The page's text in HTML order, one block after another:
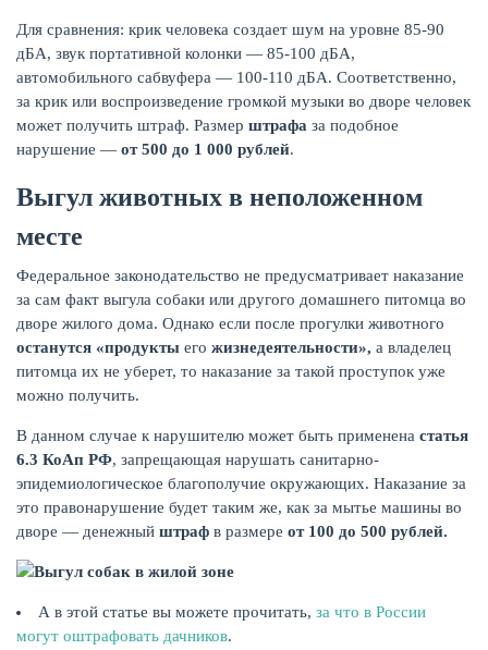
Для сравнения: крик человека создает шум на уровне 85-90
дБА, звук портативной колонки — 85-100 дБА,
автомобильного сабвуфера — 100-110 дБА. Соответственно,
за крик или воспроизведение громкой музыки во дворе человек
может получить штраф. Размер штрафа за подобное
нарушение — от 500 до 1 000 рублей.
Выгул животных в неположенном
месте
Федеральное законодательство не предусматривает наказание
за сам факт выгула собаки или другого домашнего питомца во
дворе жилого дома. Однако если после прогулки животного
останутся «продукты его жизнедеятельности», а владелец
питомца их не уберет, то наказание за такой проступок уже
можно получить.
В данном случае к нарушителю может быть применена статья
6.3 КоАп РФ, запрещающая нарушать санитарно-
эпидемиологическое благополучие окружающих. Наказание за
это правонарушение будет таким же, как за мытье машины во
дворе — денежный штраф в размере от 100 до 500 рублей.
А в этой статье вы можете прочитать, за что в России
могут оштрафовать дачников.